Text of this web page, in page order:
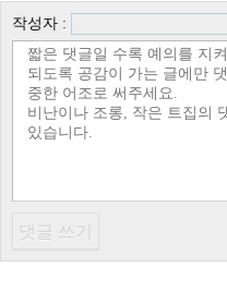
작성자 :